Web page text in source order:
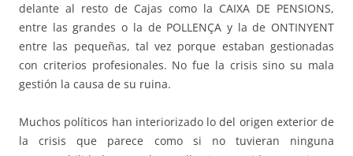
delante al resto de Cajas como la CAIXA DE PENSIONS,
entre las grandes o la de POLLENÇA y la de ONTINYENT
entre las pequeñas, tal vez porque estaban gestionadas
con criterios profesionales. No fue la crisis sino su mala
gestión la causa de su ruina.
Muchos políticos han interiorizado lo del origen exterior de
la crisis que parece como si no tuvieran ninguna